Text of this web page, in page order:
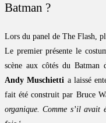
Batman ?
Lors du panel de The Flash,
Le premier présente le
scène aux côtés du Batman
Andy Muschietti a laissé
fait été construit par Bruce
organique. Comme s’il avait